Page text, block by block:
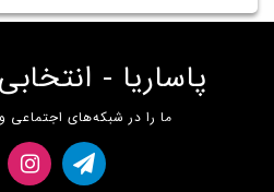
پاساریا -
ما را در شبکه‌های اجتماعی